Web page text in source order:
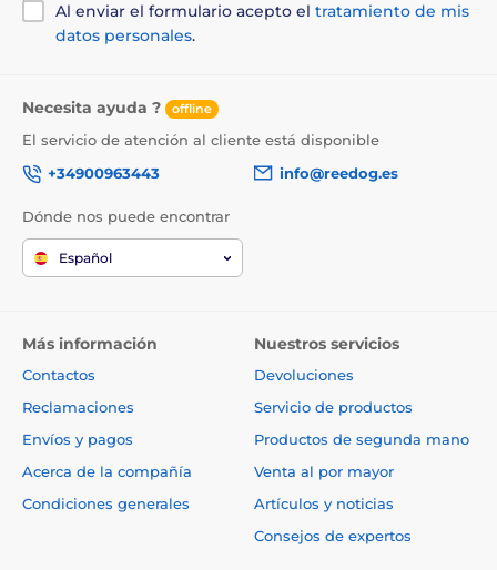
Para perros de tamaño mediano
Accesorios para paseo
Al enviar el formulario acepto el tratamiento de mis
datos personales.
Necesita ayuda ? offline
El servicio de atención al cliente está disponible
+34900963443
info@reedog.es
Dónde nos puede encontrar
Español
Más información
Contactos
Reclamaciones
Envíos y pagos
Acerca de la compañía
Condiciones generales
Nuestros servicios
Devoluciones
Servicio de productos
Productos de segunda mano
Venta al por mayor
Artículos y noticias
Consejos de expertos